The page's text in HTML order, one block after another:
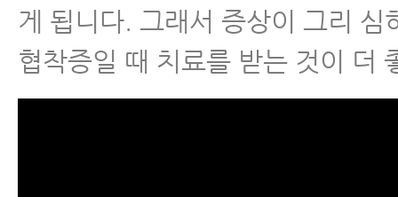
- 협착증치료, 지난 20년간 협착증
엄청난 발전을 이룩했다
게 됩니다. 그래서 증상이 그리 심
협착증일 때 치료를 받는 것이 더